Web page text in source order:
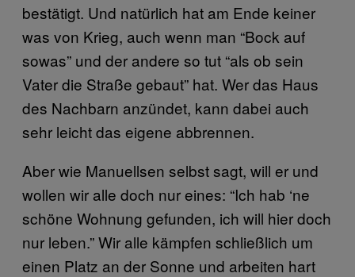
bestätigt. Und natürlich hat am Ende keiner
was von Krieg, auch wenn man “Bock auf
sowas” und der andere so tut “als ob sein
Vater die Straße gebaut” hat. Wer das Haus
des Nachbarn anzündet, kann dabei auch
sehr leicht das eigene abbrennen.
Aber wie Manuellsen selbst sagt, will er und
wollen wir alle doch nur eines: “Ich hab ‘ne
schöne Wohnung gefunden, ich will hier doch
nur leben.” Wir alle kämpfen schließlich um
einen Platz an der Sonne und arbeiten hart